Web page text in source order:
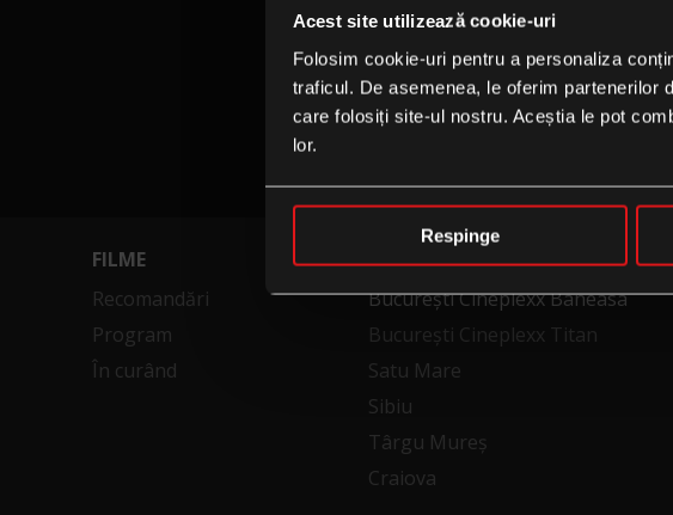
Acest site utilizează cookie-uri
Folosim cookie-uri pentru a personaliza
traficul. De asemenea, le oferim partenerilor
care folosiți site-ul nostru. Aceștia le pot
lor.
Respinge
FILME
Recomandări
Program
În curând
CINEMATOGRAFE
București Cineplexx Baneasa
București Cineplexx Titan
Satu Mare
Sibiu
Târgu Mureș
Craiova